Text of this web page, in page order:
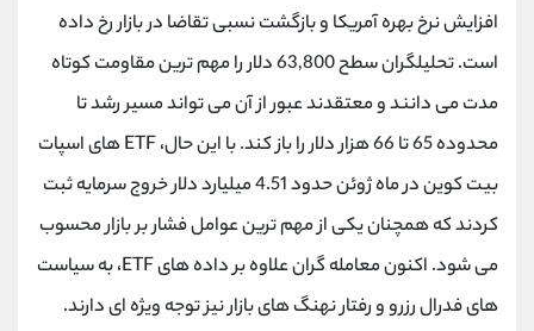
افزایش نرخ بهره آمریکا و بازگشت نسبی تقاضا در بازار رخ داده
است. تحلیلگران سطح 63,800 دلار را مهم ترین مقاومت کوتاه
مدت می دانند و معتقدند عبور از آن می تواند مسیر رشد تا
محدوده 65 تا 66 هزار دلار را باز کند. با این حال، ETF های اسپات
بیت کوین در ماه ژوئن حدود 4.51 میلیارد دلار خروج سرمایه ثبت
کردند که همچنان یکی از مهم ترین عوامل فشار بر بازار محسوب
می شود. اکنون معامله گران علاوه بر داده های ETF، به سیاست
های فدرال رزرو و رفتار نهنگ های بازار نیز توجه ویژه ای دارند.
کانال تلگرام @alirezamehrabi_com